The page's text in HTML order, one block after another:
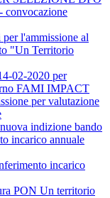
convocazione
l'ammissione al
"Un Territorio
02-2020 per
FAMI IMPACT
per valutazione
indizione bando
incarico annuale
incarico
PON Un territorio